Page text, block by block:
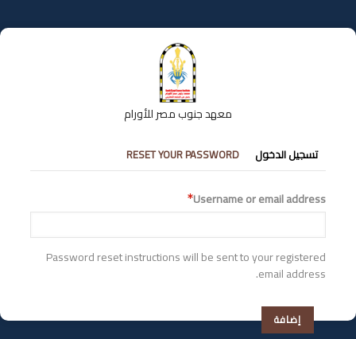
إلى
المحتوى
معهد جنوب مصر للأورام
التبويبات
الأساسية
تسجيل الدخول RESET YOUR PASSWORD
Username or email address
Password reset instructions will be sent to your registered
email address.